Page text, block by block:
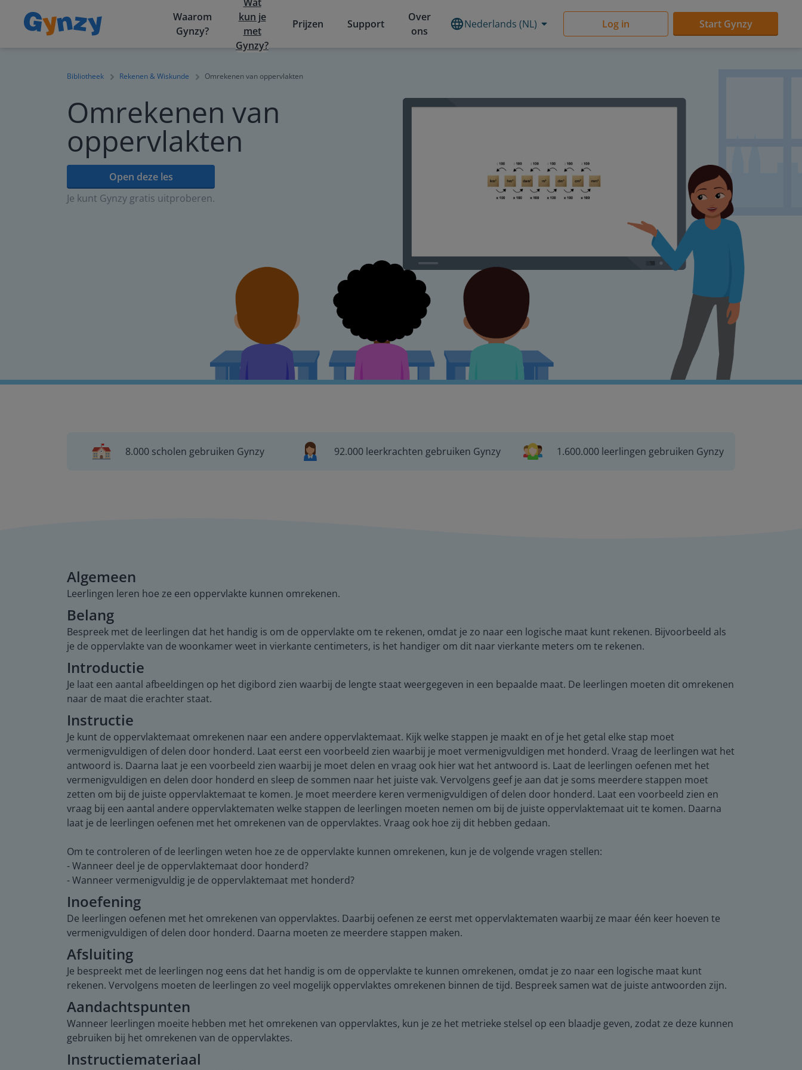
Waarom
Gynzy?
kun je
met
Gynzy?
Prijzen Support
Over
ons
Nederlands (NL) Log in Start Gynzy
Bibliotheek Rekenen & Wiskunde Omrekenen van oppervlakten
Omrekenen van
oppervlakten
Open deze les
Je kunt Gynzy gratis uitproberen.
8.000 scholen gebruiken Gynzy 92.000 leerkrachten gebruiken Gynzy 1.600.000 leerlingen gebruiken Gynzy
Algemeen
Leerlingen leren hoe ze een oppervlakte kunnen omrekenen.
Belang
Bespreek met de leerlingen dat het handig is om de oppervlakte om te rekenen, omdat je zo naar een logische maat kunt rekenen. Bijvoorbeeld als
je de oppervlakte van de woonkamer weet in vierkante centimeters, is het handiger om dit naar vierkante meters om te rekenen.
Introductie
Je laat een aantal afbeeldingen op het digibord zien waarbij de lengte staat weergegeven in een bepaalde maat. De leerlingen moeten dit omrekenen
naar de maat die erachter staat.
Instructie
Je kunt de oppervlaktemaat omrekenen naar een andere oppervlaktemaat. Kijk welke stappen je maakt en of je het getal elke stap moet
vermenigvuldigen of delen door honderd. Laat eerst een voorbeeld zien waarbij je moet vermenigvuldigen met honderd. Vraag de leerlingen wat het
antwoord is. Daarna laat je een voorbeeld zien waarbij je moet delen en vraag ook hier wat het antwoord is. Laat de leerlingen oefenen met het
vermenigvuldigen en delen door honderd en sleep de sommen naar het juiste vak. Vervolgens geef je aan dat je soms meerdere stappen moet
zetten om bij de juiste oppervlaktemaat te komen. Je moet meerdere keren vermenigvuldigen of delen door honderd. Laat een voorbeeld zien en
vraag bij een aantal andere oppervlaktematen welke stappen de leerlingen moeten nemen om bij de juiste oppervlaktemaat uit te komen. Daarna
laat je de leerlingen oefenen met het omrekenen van de oppervlaktes. Vraag ook hoe zij dit hebben gedaan.
Om te controleren of de leerlingen weten hoe ze de oppervlakte kunnen omrekenen, kun je de volgende vragen stellen:
- Wanneer deel je de oppervlaktemaat door honderd?
- Wanneer vermenigvuldig je de oppervlaktemaat met honderd?
Inoefening
De leerlingen oefenen met het omrekenen van oppervlaktes. Daarbij oefenen ze eerst met oppervlaktematen waarbij ze maar één keer hoeven te
vermenigvuldigen of delen door honderd. Daarna moeten ze meerdere stappen maken.
Afsluiting
Je bespreekt met de leerlingen nog eens dat het handig is om de oppervlakte te kunnen omrekenen, omdat je zo naar een logische maat kunt
rekenen. Vervolgens moeten de leerlingen zo veel mogelijk oppervlaktes omrekenen binnen de tijd. Bespreek samen wat de juiste antwoorden zijn.
Aandachtspunten
Wanneer leerlingen moeite hebben met het omrekenen van oppervlaktes, kun je ze het metrieke stelsel op een blaadje geven, zodat ze deze kunnen
gebruiken bij het omrekenen van de oppervlaktes.
Instructiemateriaal